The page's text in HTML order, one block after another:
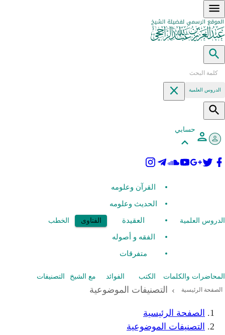
الدروس العلمية
حسابي
الدروس العلمية
القرآن وعلومه
الحديث وعلومه
العقيدة
الفقه و أصوله
متفرقات
الفتاوى الخطب
المحاضرات والكلمات الكتب الفوائد مع الشيخ التصنيفات
الصفحة الرئيسية › التصنيفات الموضوعية
الصفحة الرئيسية
التصنيفات الموضوعية